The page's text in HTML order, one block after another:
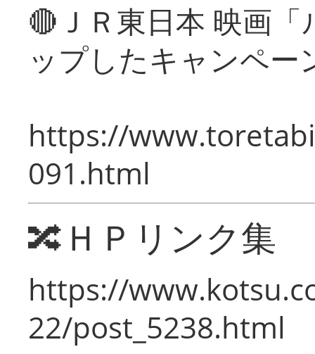
🔴ＪＲ東日本 映画
ップしたキャンペー
https://
091.html
🔀ＨＰリンク集
https://
22/post_5238.html